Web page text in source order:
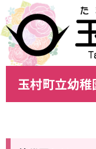
玉村町立幼稚